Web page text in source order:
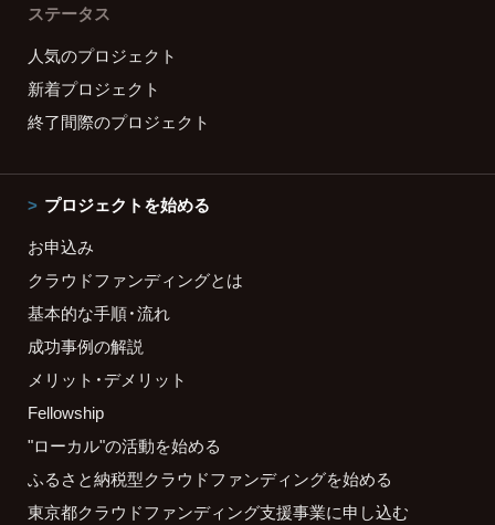
ステータス
人気のプロジェクト
新着プロジェクト
終了間際のプロジェクト
プロジェクトを始める
お申込み
クラウドファンディングとは
基本的な手順・流れ
成功事例の解説
メリット・デメリット
Fellowship
"ローカル"の活動を始める
ふるさと納税型クラウドファンディングを始める
東京都クラウドファンディング支援事業に申し込む